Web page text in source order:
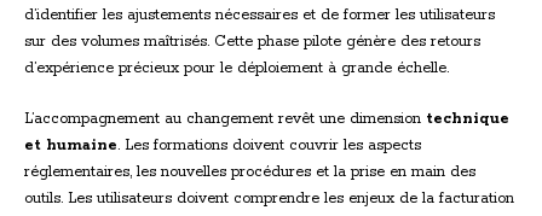
d’identifier les ajustements nécessaires et de former les utilisateurs
sur des volumes maîtrisés. Cette phase pilote génère des retours
d’expérience précieux pour le déploiement à grande échelle.
L’accompagnement au changement revêt une dimension technique
et humaine. Les formations doivent couvrir les aspects
réglementaires, les nouvelles procédures et la prise en main des
outils. Les utilisateurs doivent comprendre les enjeux de la facturation